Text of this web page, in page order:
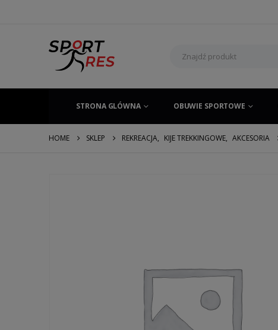
STRONA GLÓWNA OBUWIE SPORTOWE
HOME SKLEP REKREACJA, KIJE TREKKINGOWE, AKCESORIA